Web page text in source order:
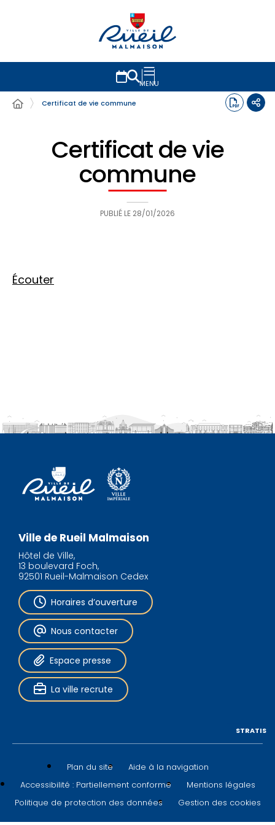
MENU
Certificat de vie commune
Certificat de vie
commune
PUBLIÉ LE 28/01/2026
Écouter
Ville de Rueil Malmaison
Hôtel de Ville,
13 boulevard Foch,
92501 Rueil-Malmaison Cedex
Horaires d’ouverture
Nous contacter
Espace presse
La ville recrute
Plan du site
Aide à la navigation
Accessibilité : Partiellement conforme
Mentions légales
Politique de protection des données
Gestion des cookies
STRATIS